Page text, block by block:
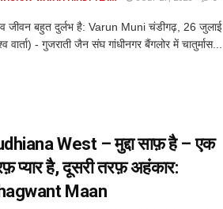
जीवन बहुत दुर्लभ है: Varun Muni चंडीगढ़, 26 जुलाई
वार्ता) - गुजराती जैन संघ गांधीनगर बैंगलोर में चातुर्मास...
West – मुद्दा साफ़ है – एक
प्यार है, दूसरी तरफ़ अहंकार:
Maan